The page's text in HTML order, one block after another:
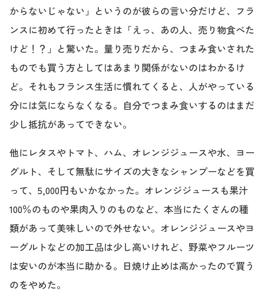
からないじゃない」というのが彼らの言い分だけど、フラ
ンスに初めて行ったときは「えっ、あの人、売り物食べた
けど！？」と驚いた。量り売りだから、つまみ食いされた
ものでも買う方としてはあまり関係がないのはわかるけ
ど。それもフランス生活に慣れてくると、人がやっている
分には気にならなくなる。自分でつまみ食いするのはまだ
少し抵抗があってできない。
他にレタスやトマト、ハム、オレンジジュースや水、ヨー
グルト、そして無駄にサイズの大きなシャンプーなどを買
って、5,000円もいかなかった。オレンジジュースも果汁
100％のものや果肉入りのものなど、本当にたくさんの種
類があって美味しいので外せない。オレンジジュースやヨ
ーグルトなどの加工品は少し高いけれど、野菜やフルーツ
は安いのが本当に助かる。日焼け止めは高かったので買う
のをやめた。